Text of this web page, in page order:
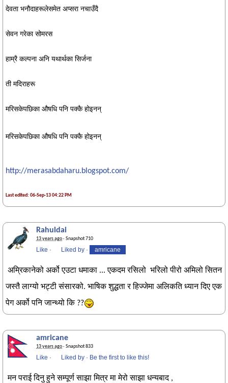
देवता भनौदाहरूलेसमेत अप्सरा नचाउँदै
सेवन गरेका सोमरस
हाम्रै कल्पना अनि यथार्थका सिर्जना
ती मदिराहरू
मरिसकेपछिका औषधि पनि पक्कै होइनन्
मरिसकेपछिका औषधि पनि पक्कै होइनन्
http://merasabdaharu.blogspot.com/
Last edited: 06-Sep-13 04:22 PM
Rahuldai
13 years ago· Snapshot 710
Like · Liked by · amricane
अम्रिकानेको अर्को एउटा धमाका ... एकदम रसिलो भरिलो पीरो अमिलो सितन
जस्तै लाग्यो भट्टी संसारको. भाषिक शुद्धता र हिज्जेमा अलिकति ध्यान दिए एक
पेग अर्को पनि जान्थ्यो कि ??
amricane
13 years ago· Snapshot 833
Like · Liked by · Be the first to like this!
मन पराई दिनु हुने सम्पूर्ण साझा मित्र मा मेरो साझा धन्यबाद ,